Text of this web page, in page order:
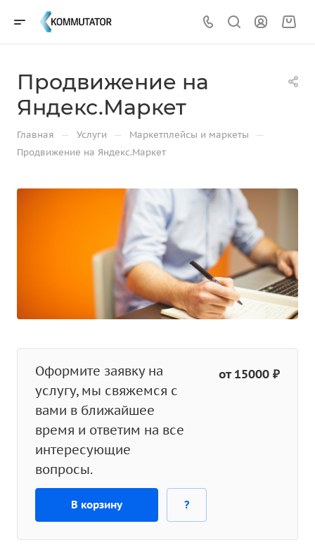
Продвижение на
Яндекс.Маркет
Главная — Услуги — Маркетплейсы и маркеты —
Продвижение на Яндекс.Маркет
Оформите заявку на
услугу, мы свяжемся с
вами в ближайшее
время и ответим на все
интересующие
вопросы.
от 15000 ₽
В корзину ?